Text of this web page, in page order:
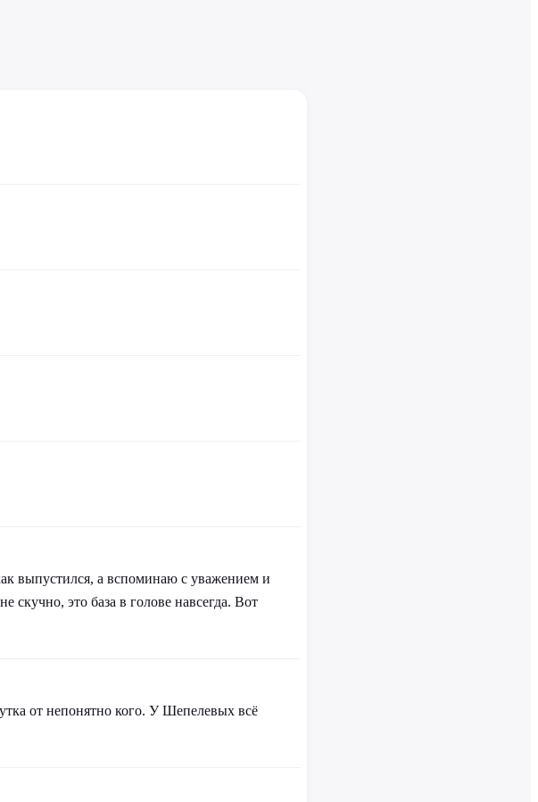
выпустился, а вспоминаю с уважением и
скучно, это база в голове навсегда. Вот
от непонятно кого. У Шепелевых всё